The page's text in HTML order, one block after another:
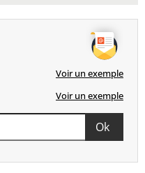
Voir un exemple
Voir un exemple